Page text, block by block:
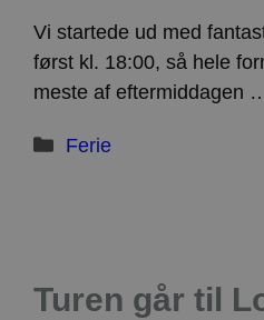
Vi startede ud med
først kl. 18:00, så hele
meste af eftermiddagen
Kategorier
Ferie
Turen går til
apbct_headless
ct_mouse_moved